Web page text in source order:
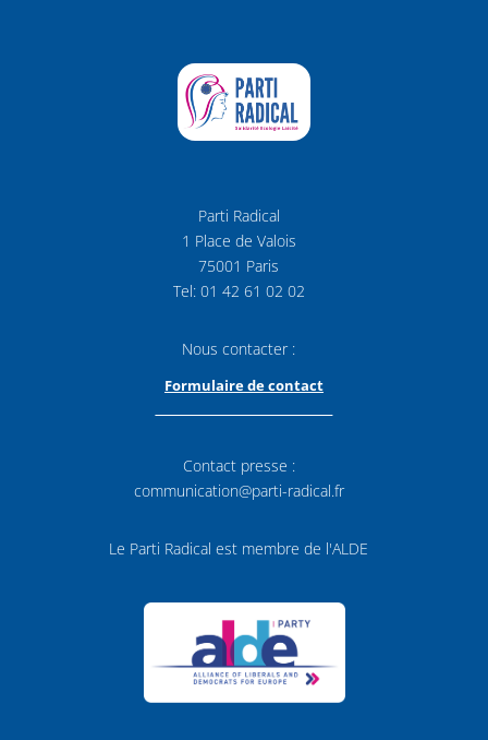
Parti Radical
1 Place de Valois
75001 Paris
Tel: 01 42 61 02 02
Nous contacter :
Formulaire de contact
Contact presse :
communication@parti-radical.fr
Le Parti Radical est membre de l'ALDE